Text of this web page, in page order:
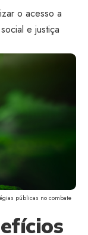
o acesso a
e justiça
públicas no combate